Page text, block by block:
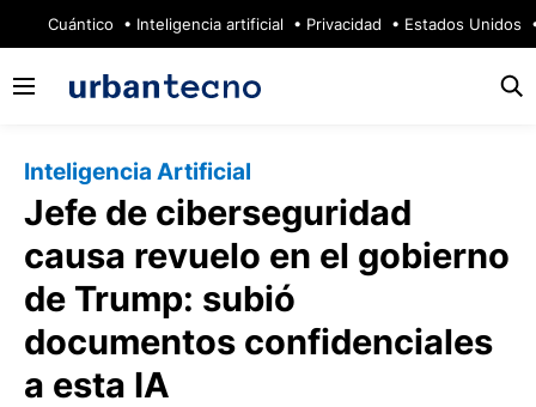
Cuántico Inteligencia artificial Privacidad Estados Unidos
Inteligencia Artificial
Jefe de ciberseguridad
causa revuelo en el gobierno
de Trump: subió
documentos confidenciales
a esta IA